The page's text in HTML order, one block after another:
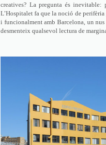
creatives? La pregunta és inevitable:
L’Hospitalet fa que la noció de
i funcionalment amb Barcelona, un
desmenteix qualsevol lectura de